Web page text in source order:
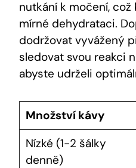
nutkání k močení,
mírné dehydrataci.
dodržovat vyvážený
sledovat svou reakci
abyste udrželi
Množství kávy
Nízké (1-2 šálky
denně)